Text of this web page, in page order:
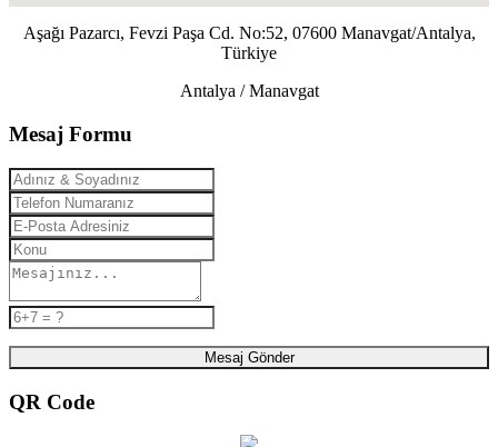
Aşağı Pazarcı, Fevzi Paşa Cd. No:52, 07600 Manavgat/Antalya,
Türkiye
Antalya / Manavgat
Mesaj Formu
Mesaj Gönder
QR Code